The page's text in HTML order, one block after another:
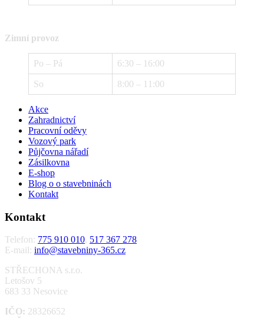
Zimní provoz
Po – Pá 6:30 – 16:00
So 8:00 – 11:00
Akce
Zahradnictví
Pracovní oděvy
Vozový park
Půjčovna nářadí
Zásilkovna
E-shop
Blog o o stavebninách
Kontakt
Kontakt
Telefon: 775 910 010, 517 367 278
E-mail: info@stavebniny-365.cz
STŘECHONA s.r.o.
Letošov 5
683 33 Nesovice
IČO: 28326652